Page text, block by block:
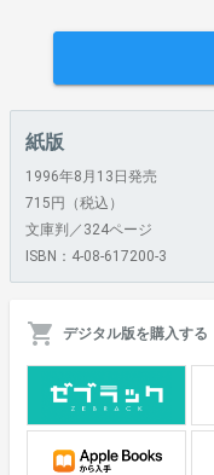
紙版
1996年8月13日発売
715円（税込）
文庫判／324ページ
ISBN：4-08-617200-3
デジタル版を購入する